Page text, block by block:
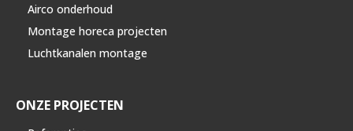
Airco onderhoud
Montage horeca projecten
Luchtkanalen montage
ONZE PROJECTEN